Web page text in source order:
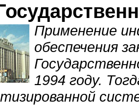
Применение
обеспечения
1994 году.